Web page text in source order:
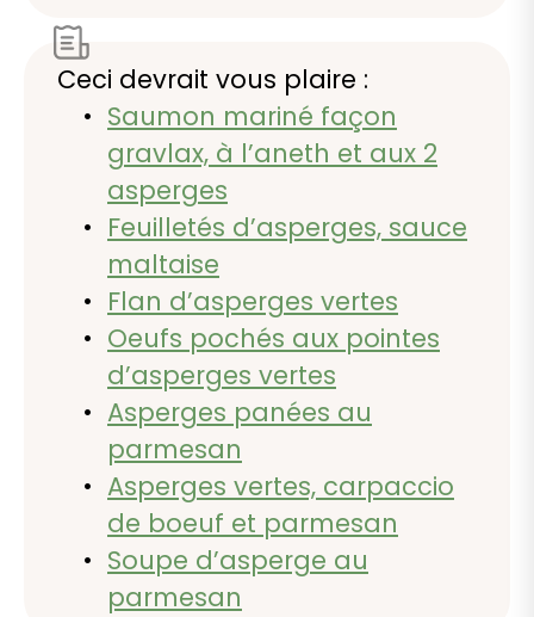
Ceci devrait vous plaire :
Saumon mariné façon
gravlax, à l’aneth et aux 2
asperges
Feuilletés d’asperges, sauce
maltaise
Flan d’asperges vertes
Oeufs pochés aux pointes
d’asperges vertes
Asperges panées au
parmesan
Asperges vertes, carpaccio
de boeuf et parmesan
Soupe d’asperge au
parmesan